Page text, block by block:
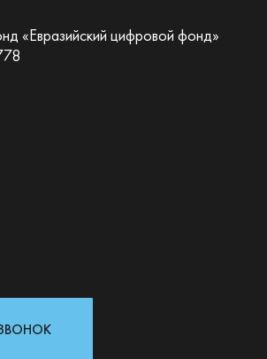
«Евразийский цифровой фонд»